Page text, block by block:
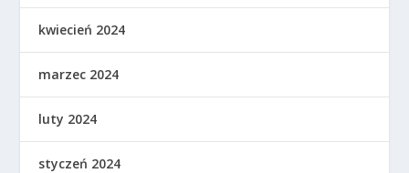
kwiecień 2024
marzec 2024
luty 2024
styczeń 2024